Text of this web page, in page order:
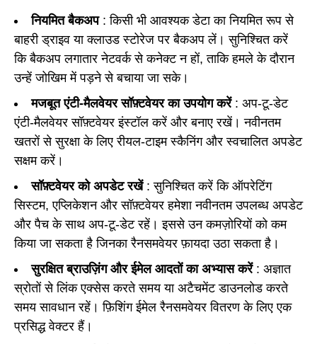
नियमित बैकअप: किसी भी आवश्यक डेटा का नियमित रूप से
बाहरी ड्राइव या क्लाउड स्टोरेज पर बैकअप लें। सुनिश्चित करें
कि बैकअप लगातार नेटवर्क से कनेक्ट न हों, ताकि हमले के दौरान
उन्हें जोखिम में पड़ने से बचाया जा सके।
मजबूत एंटी-मैलवेयर सॉफ़्टवेयर का उपयोग करें: अप-टू-डेट
एंटी-मैलवेयर सॉफ़्टवेयर इंस्टॉल करें और बनाए रखें। नवीनतम
खतरों से सुरक्षा के लिए रीयल-टाइम स्कैनिंग और स्वचालित अपडेट
सक्षम करें।
सॉफ़्टवेयर को अपडेट रखें: सुनिश्चित करें कि ऑपरेटिंग
सिस्टम, एप्लिकेशन और सॉफ़्टवेयर हमेशा नवीनतम उपलब्ध अपडेट
और पैच के साथ अप-टू-डेट रहें। इससे उन कमज़ोरियों को कम
किया जा सकता है जिनका रैनसमवेयर फ़ायदा उठा सकता है।
सुरक्षित ब्राउज़िंग और ईमेल आदतों का अभ्यास करें: अज्ञात
स्रोतों से लिंक एक्सेस करते समय या अटैचमेंट डाउनलोड करते
समय सावधान रहें। फ़िशिंग ईमेल रैनसमवेयर वितरण के लिए एक
प्रसिद्ध वेक्टर हैं।